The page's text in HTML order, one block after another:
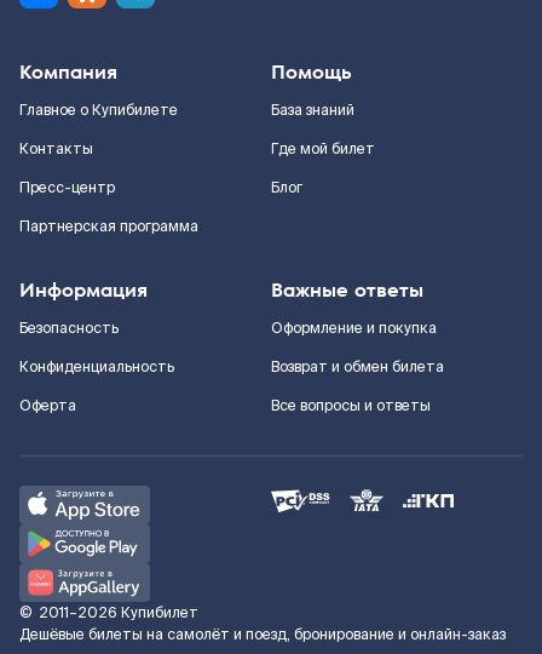
Компания
Главное о Купибилете
Контакты
Пресс-центр
Партнерская программа
Помощь
База знаний
Где мой билет
Блог
Информация
Безопасность
Конфиденциальность
Оферта
Важные ответы
Оформление и покупка
Возврат и обмен билета
Все вопросы и ответы
© 2011–2026 Купибилет
Дешёвые билеты на самолёт и поезд, бронирование и онлайн-заказ